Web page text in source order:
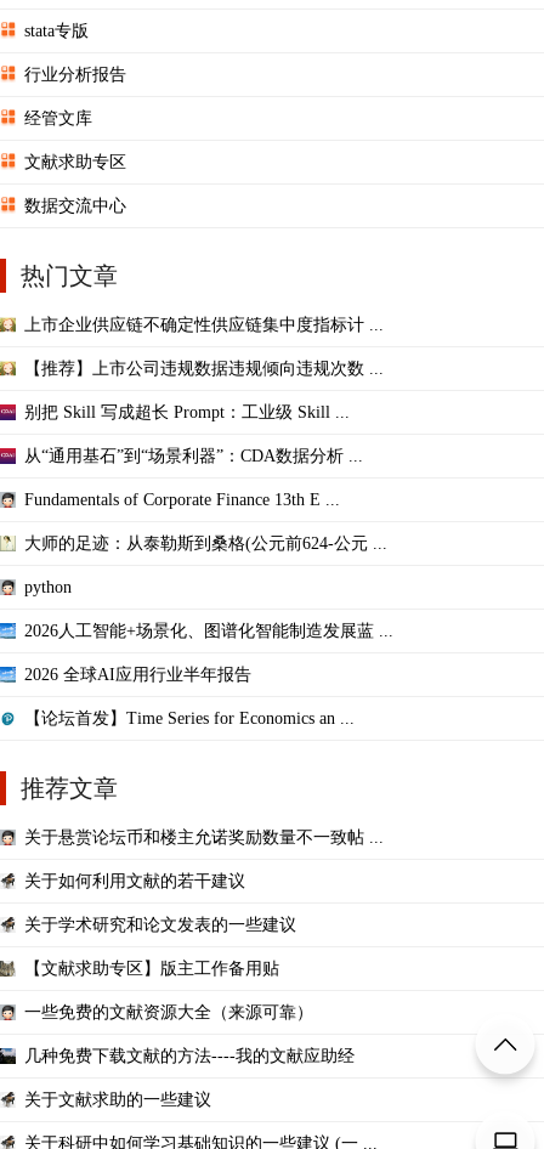
stata专版
行业分析报告
经管文库
文献求助专区
数据交流中心
热门文章
上市企业供应链不确定性供应链集中度指标计 ...
【推荐】上市公司违规数据违规倾向违规次数 ...
别把 Skill 写成超长 Prompt：工业级 Skill ...
从“通用基石”到“场景利器”：CDA数据分析 ...
Fundamentals of Corporate Finance 13th E ...
大师的足迹：从泰勒斯到桑格(公元前624-公元 ...
python
2026人工智能+场景化、图谱化智能制造发展蓝 ...
2026 全球AI应用行业半年报告
【论坛首发】Time Series for Economics an ...
推荐文章
关于悬赏论坛币和楼主允诺奖励数量不一致帖 ...
关于如何利用文献的若干建议
关于学术研究和论文发表的一些建议
【文献求助专区】版主工作备用贴
一些免费的文献资源大全（来源可靠）
几种免费下载文献的方法----我的文献应助经
关于文献求助的一些建议
关于科研中如何学习基础知识的一些建议 (一 ...